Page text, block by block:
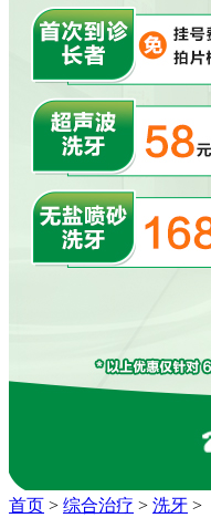
首页 > 综合治疗 > 洗牙 >